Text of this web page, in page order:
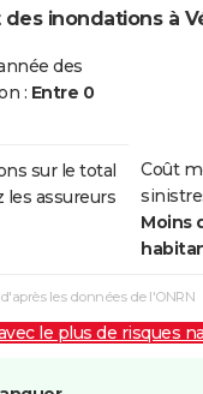
07/2010
05/2008 16/05/2008
11/2002 10/11/2002
inondations à
des
: Entre 0
sur le total
les assureurs
Coût
Moins
les données de l'ONRN
le plus de risques